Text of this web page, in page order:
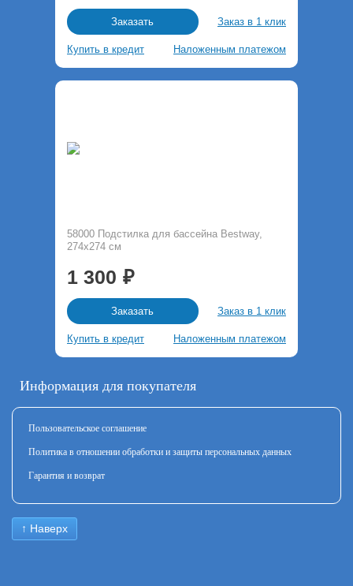
Информация для покупателя
Пользовательское соглашение
Политика в отношении обработки и защиты персональных данных
Гарантия и возврат
↑ Наверх
Заказать Заказ в 1 клик
Купить в кредит Наложенным платежом
58000 Подстилка для бассейна Bestway,
274х274 см
1 300
Заказать Заказ в 1 клик
Купить в кредит Наложенным платежом